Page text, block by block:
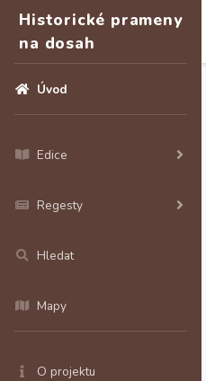
Historické prameny
na dosah
Úvod
Edice
Regesty
Hledat
Mapy
O projektu